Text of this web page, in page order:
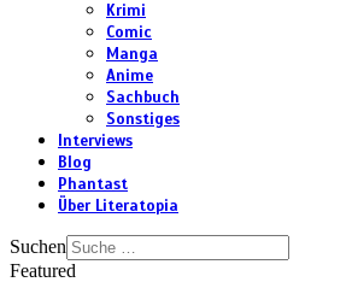
Krimi
Comic
Manga
Anime
Sachbuch
Sonstiges
Interviews
Blog
Phantast
Über Literatopia
Suchen
Featured